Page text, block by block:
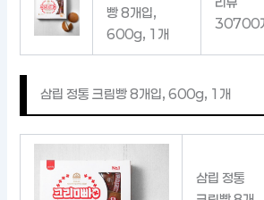
빵 8개입,
600g, 1개
30700
삼립 정통 크림빵 8개입, 600g, 1개
삼립 정통